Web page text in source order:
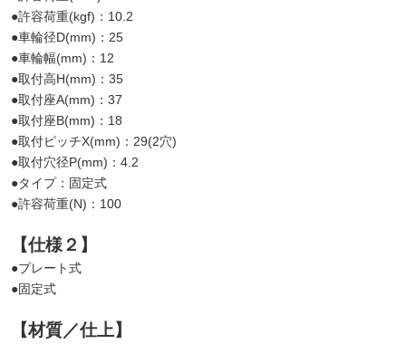
●許容荷重(kgf)：10.2
●車輪径D(mm)：25
●車輪幅(mm)：12
●取付高H(mm)：35
●取付座A(mm)：37
●取付座B(mm)：18
●取付ピッチX(mm)：29(2穴)
●取付穴径P(mm)：4.2
●タイプ：固定式
●許容荷重(N)：100
【仕様２】
●プレート式
●固定式
【材質／仕上】